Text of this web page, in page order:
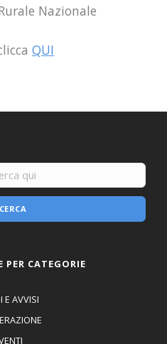
Nazionale
QUI
CATEGORIE
E AVVISI